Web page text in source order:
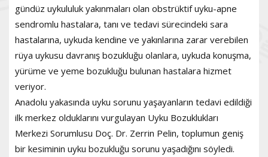
gündüz uykululuk yakınmaları olan obstrüktif uyku-apne
sendromlu hastalara, tanı ve tedavi sürecindeki sara
hastalarına, uykuda kendine ve yakınlarına zarar verebilen
rüya uykusu davranış bozukluğu olanlara, uykuda konuşma,
yürüme ve yeme bozukluğu bulunan hastalara hizmet
veriyor.
Anadolu yakasında uyku sorunu yaşayanların tedavi edildiği
ilk merkez olduklarını vurgulayan Uyku Bozuklukları
Merkezi Sorumlusu Doç. Dr. Zerrin Pelin, toplumun geniş
bir kesiminin uyku bozukluğu sorunu yaşadığını söyledi.